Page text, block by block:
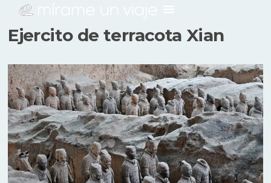
Ejercito de terracota Xian